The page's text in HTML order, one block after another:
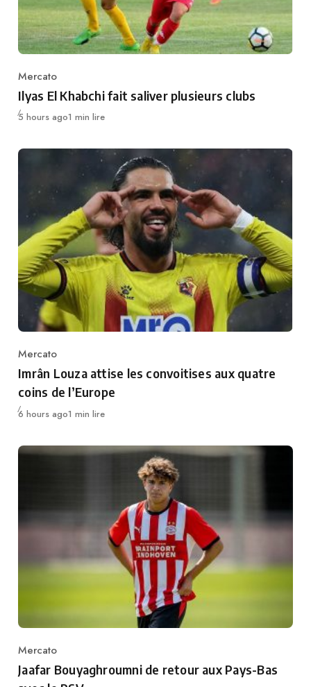
Category
Mercato
Ilyas El Khabchi fait saliver plusieurs clubs
Publié
5 hours ago1 min lire
Category
Mercato
Imrân Louza attise les convoitises aux quatre
coins de l’Europe
Publié
6 hours ago1 min lire
Category
Mercato
Jaafar Bouyaghroumni de retour aux Pays-Bas